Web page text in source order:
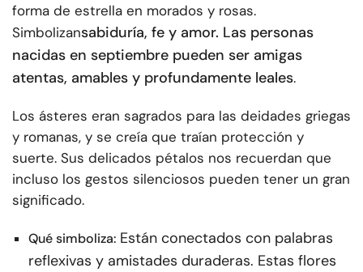
forma de estrella en morados y rosas.
Simbolizansabiduría, fe y amor. Las personas
nacidas en septiembre pueden ser amigas
atentas, amables y profundamente leales.
Los ásteres eran sagrados para las deidades griegas
y romanas, y se creía que traían protección y
suerte. Sus delicados pétalos nos recuerdan que
incluso los gestos silenciosos pueden tener un gran
significado.
Qué simboliza: Están conectados con palabras
reflexivas y amistades duraderas. Estas flores